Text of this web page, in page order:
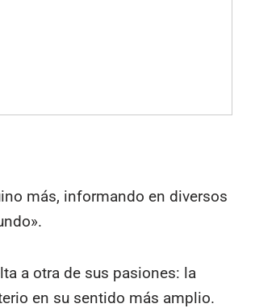
más, informando en diversos
a otra de sus pasiones: la
en su sentido más amplio.